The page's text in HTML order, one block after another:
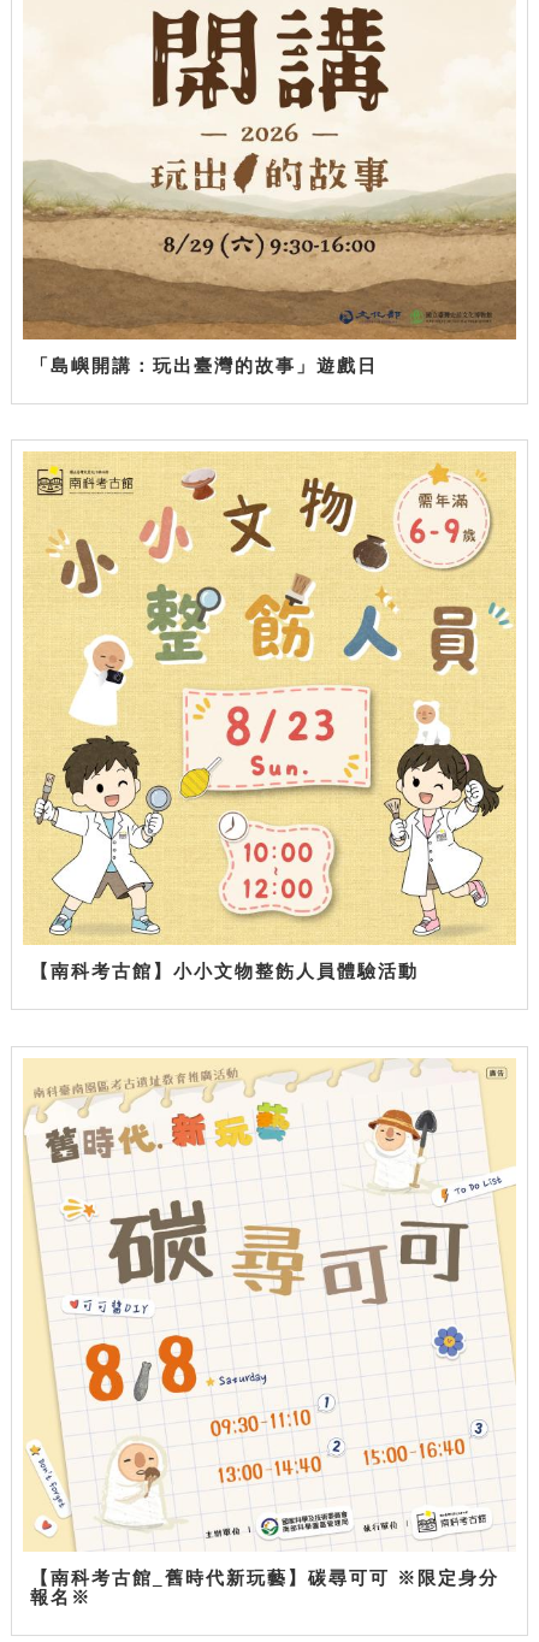
「島嶼開講：玩出臺灣的故事」遊戲日
【南科考古館】小小文物整飭人員體驗活動
【南科考古館_舊時代新玩藝】碳尋可可 ※限定身分
報名※